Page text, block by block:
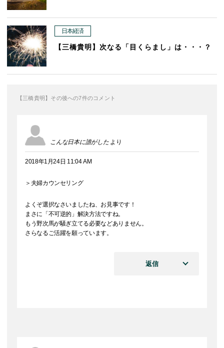
日本経済
【三橋貴明】次なる「目くらまし」は・・・？
【三橋貴明】その後への7件のコメント
こんな日本に誰がした より
2018年1月24日 11:04 AM
＞夫婦カウンセリング
よくぞ選択なさいましたね、お見事です！
まさに「不可逆的」解決方法ですね。
もう野次馬が騒ぎ立てる必要などありません。
さらなるご活躍を願っています。
返信